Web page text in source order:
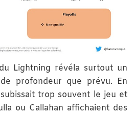
Lightning révéla surtout un
profondeur que prévu. En
trop souvent le jeu et
ou Callahan affichaient des